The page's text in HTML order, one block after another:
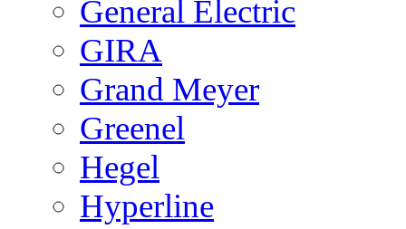
General Electric
GIRA
Grand Meyer
Greenel
Hegel
Hyperline